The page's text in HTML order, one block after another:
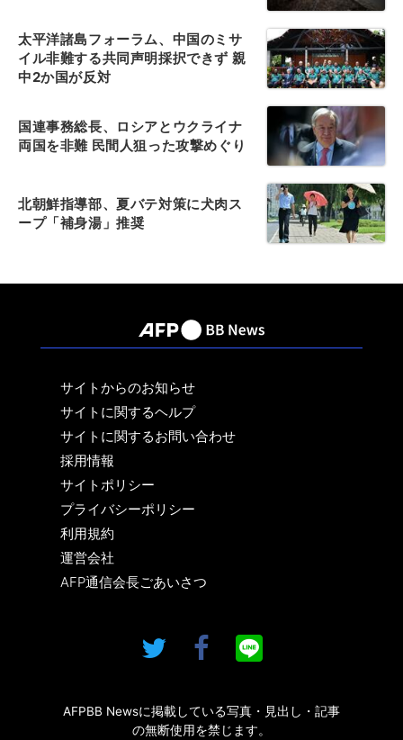
太平洋諸島フォーラム、中国のミサ
イル非難する共同声明採択できず 親
中2か国が反対
国連事務総長、ロシアとウクライナ
両国を非難 民間人狙った攻撃めぐり
北朝鮮指導部、夏バテ対策に犬肉ス
ープ「補身湯」推奨
サイトからのお知らせ
サイトに関するヘルプ
サイトに関するお問い合わせ
採用情報
サイトポリシー
プライバシーポリシー
利用規約
運営会社
AFP通信会長ごあいさつ
AFPBB Newsに掲載している写真・見出し・記事
の無断使用を禁じます。